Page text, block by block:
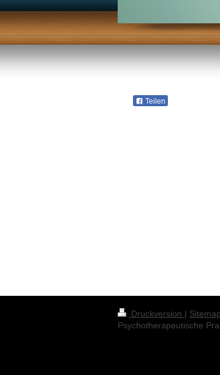
Teilen
Druckversion | Sitemap
Psychotherapeutische